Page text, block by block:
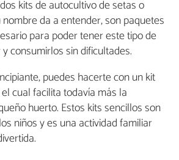
kits de autocultivo de setas o
da a entender, son paquetes
para poder tener este tipo de
consumirlos sin dificultades.
puedes hacerte con un kit
cual facilita todavía más la
huerto. Estos kits sencillos son
niños y es una actividad familiar